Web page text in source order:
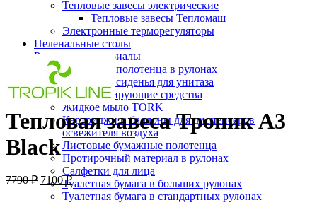
Тепловые завесы электрические
Тепловые завесы Тепломаш
Электронные терморегуляторы
Пеленальные столы
Расходные материалы
Бумажные полотенца в рулонах
Бумажные сиденья для унитаза
Дезинфицирующие средства
Жидкое мыло TORK
Картриджи и баллоны для диспенсеров
освежителя воздуха
Листовые бумажные полотенца
Протирочный материал в рулонах
Салфетки для лица
Туалетная бумага в больших рулонах
Туалетная бумага в стандартных рулонах
Нажмите, чтобы увеличить
Тепловая завеса Тропик А3
Black
7790₽ 7100₽